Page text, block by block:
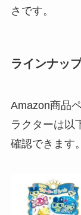
さです。
ラインナッ
Amazon商品
ラクターは以
確認できます。